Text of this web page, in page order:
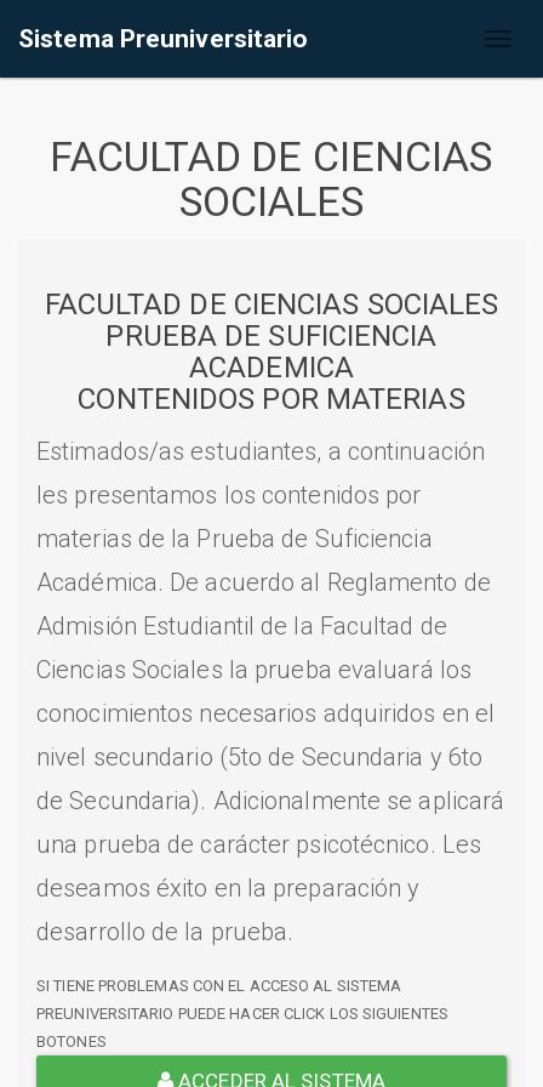
Sistema Preuniversitario
FACULTAD DE CIENCIAS
SOCIALES
FACULTAD DE CIENCIAS SOCIALES
PRUEBA DE SUFICIENCIA
ACADEMICA
CONTENIDOS POR MATERIAS
Estimados/as estudiantes, a continuación
les presentamos los contenidos por
materias de la Prueba de Suficiencia
Académica. De acuerdo al Reglamento de
Admisión Estudiantil de la Facultad de
Ciencias Sociales la prueba evaluará los
conocimientos necesarios adquiridos en el
nivel secundario (5to de Secundaria y 6to
de Secundaria). Adicionalmente se aplicará
una prueba de carácter psicotécnico. Les
deseamos éxito en la preparación y
desarrollo de la prueba.
SI TIENE PROBLEMAS CON EL ACCESO AL SISTEMA
PREUNIVERSITARIO PUEDE HACER CLICK LOS SIGUIENTES
BOTONES
ACCEDER AL SISTEMA